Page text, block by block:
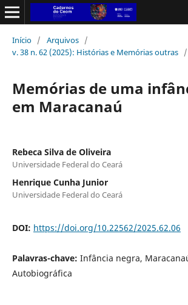
Início / Arquivos /
v. 38 n. 62 (2025): Histórias e Memórias outras /
Memórias de uma
em Maracanaú
Rebeca Silva de Oliveira
Universidade Federal do Ceará
Henrique Cunha Junior
Universidade Federal do Ceará
DOI: https://doi.org/10.22562/2025.62.06
Palavras-chave: Infância negra,
Autobiográfica